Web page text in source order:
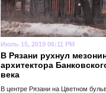
Июль 15, 2019 06:11 PM
В Рязани рухнул
архитектора
века
В центре Рязани на Цветном